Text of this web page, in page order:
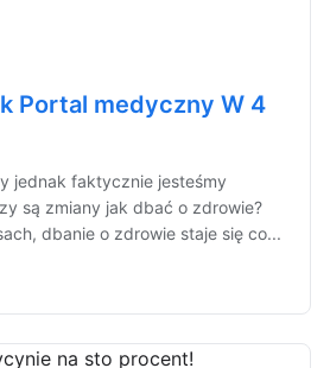
Portal medyczny W 4
jednak faktycznie jesteśmy
są zmiany jak dbać o zdrowie?
dbanie o zdrowie staje się co...